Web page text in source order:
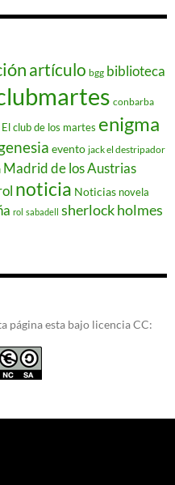
artículo bgg biblioteca
conbarba
El club de los martes enigma
evento jack el destripador
Madrid de los Austrias
noticia Noticias novela
rol sabadell sherlock holmes
página esta bajo licencia CC: